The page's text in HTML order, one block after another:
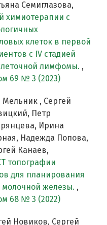
Семиглазова,
химиотерапии с
клеток в первой
с IV стадией
лимфомы. ,
69 № 3 (2023)
, Сергей
Петр
Ирина
Надежда Попова,
Канаев,
топографии
для планирования
молочной железы. ,
68 № 3 (2022)
Новиков, Сергей